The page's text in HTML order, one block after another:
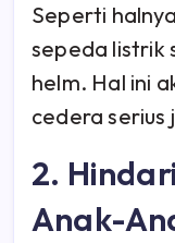
Seperti
sepeda listrik
helm. Hal ini
cedera serius
2.
Anak-